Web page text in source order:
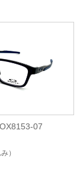
07
）